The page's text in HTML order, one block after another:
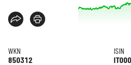
WKN
850312
ISIN